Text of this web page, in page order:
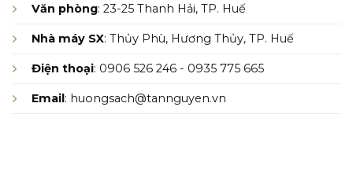
Văn phòng: 23-25 Thanh Hải, TP. Huế
Nhà máy SX: Thủy Phù, Hương Thủy, TP. Huế
Điện thoại: 0906 526 246 - 0935 775 665
Email: huongsach@tannguyen.vn